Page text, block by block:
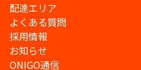
配達エリア
よくある質問
採用情報
お知らせ
ONIGO通信